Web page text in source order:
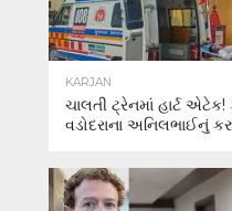
KARJAN
ચાલતી ટ્રેનમાં હાર્ટ
વડોદરાના અનિલભાઈનું